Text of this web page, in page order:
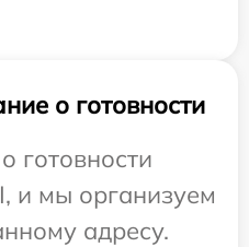
о готовности
и мы организуем
адресу.